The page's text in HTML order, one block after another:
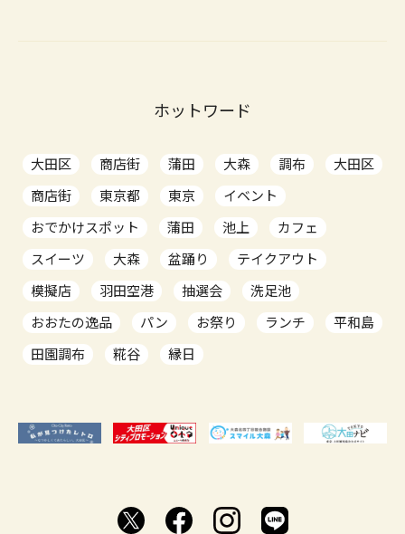
ホットワード
大田区 商店街 蒲田 大森 調布
大田区
商店街
東京都 東京
イベント
おでかけスポット
蒲田 池上
カフェ
スイーツ
大森 盆踊り
テイクアウト
模擬店
羽田空港 抽選会
洗足池
おおたの逸品
パン お祭り ランチ
平和島
田園調布
糀谷 縁日